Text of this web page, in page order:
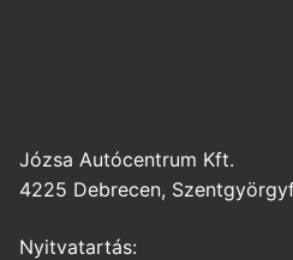
Józsa Autócentrum Kft.
4225 Debrecen,
Nyitvatartás: